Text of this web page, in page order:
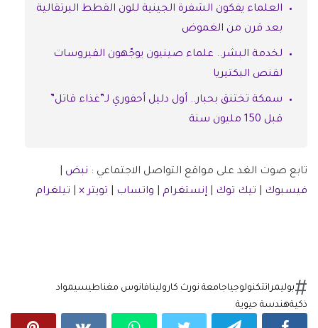
العلماء يفكون الشفرة الجينية للون القطط البرتقالية
بعد قرن من الغموض
لخدمة البشر.. علماء صينيون يوجّهون الفيروسات
لقنص البكتيريا
سمكة تختنق بحبار.. أول دليل أحفوري لـ”غذاء قاتل”
قبل 150 مليون سنة
تابع صوت الغد على مواقع التواصل الاجتماعي : نبض
فيسبوك
تيك توك إنستغرام واتساب تويتر × تيلغرام
بوليمراتتكنولوجياجامعة نورث كارولينافانوس مغناطيسيمواد
ذكيةهندسة حيوية